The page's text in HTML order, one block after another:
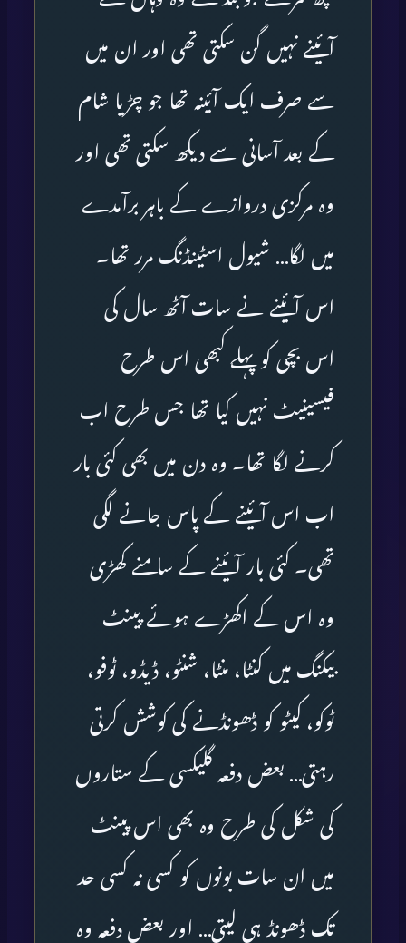
آئینے نہیں گن سکتی تھی اور ان میں
سے صرف ایک آئینہ تھا جو چڑیا شام
کے بعد آسانی سے دیکھ سکتی تھی اور
وہ مرکزی دروازے کے باہر برآمدے
میں لگا… شیول اسٹینڈنگ مرر تھا۔
اس آئینے نے سات آٹھ سال کی
اس بچی کو پہلے کبھی اس طرح
فیسینیٹ نہیں کیا تھا جس طرح اب
کرنے لگا تھا۔ وہ دن میں بھی کئی بار
اب اس آئینے کے پاس جانے لگی
تھی۔ کئی بار آئینے کے سامنے کھڑی
وہ اس کے اکھڑے ہوئے پینٹ
بیکنگ میں کنٹا، منٹا، شنٹو، ڈیڈو، ٹوفو،
ٹوکو، کیٹو کو ڈھونڈنے کی کوشش کرتی
رہتی… بعض دفعہ گلیکسی کے ستاروں
کی شکل کی طرح وہ بھی اس پینٹ
میں ان سات بونوں کو کسی نہ کسی حد
تک ڈھونڈ ہی لیتی… اور بعض دفعہ وہ